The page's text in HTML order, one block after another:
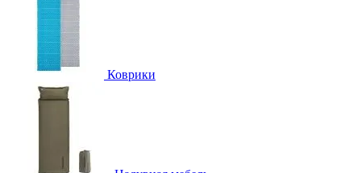
Коврики